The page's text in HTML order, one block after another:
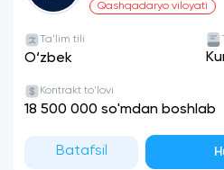
Qashqadaryo viloyati
Ta'lim tili
O‘zbek
Kontrakt to'lovi
18 500 000 so'mdan boshlab
Batafsil